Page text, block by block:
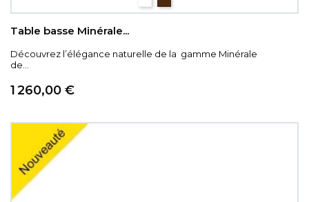
Table basse Minérale...
Découvrez l’élégance naturelle de la gamme Minérale
de...
Prix
1 260,00 €